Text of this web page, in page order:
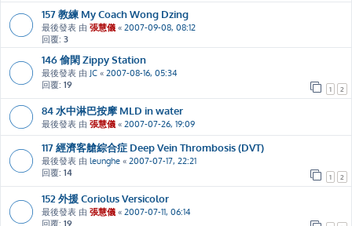
157 教練 My Coach Wong Dzing
最後發表 由 張慧儀 « 2007-09-08, 08:12
回覆: 3
146 偷閑 Zippy Station
最後發表 由 JC « 2007-08-16, 05:34
回覆: 19 1 2
84 水中淋巴按摩 MLD in water
最後發表 由 張慧儀 « 2007-07-26, 19:09
117 經濟客艙綜合症 Deep Vein Thrombosis (DVT)
最後發表 由 leunghe « 2007-07-17, 22:21
回覆: 14 1 2
152 外援 Coriolus Versicolor
最後發表 由 張慧儀 « 2007-07-11, 06:14
回覆: 19